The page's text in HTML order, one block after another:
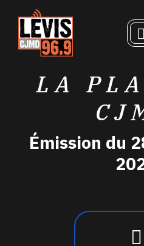
LA
Émission du